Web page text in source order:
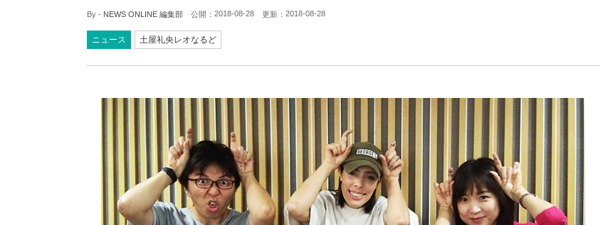
By - NEWS ONLINE 編集部 公開： 2018-08-28 更新： 2018-08-28
ニュース 土屋礼央レオなるど